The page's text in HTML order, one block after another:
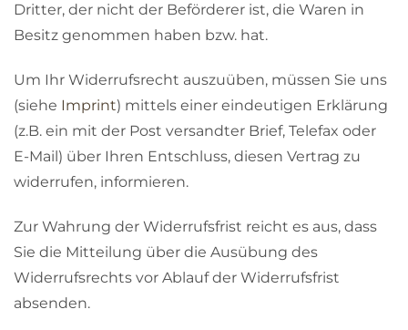
Dritter, der nicht der Beförderer ist, die Waren in
Besitz genommen haben bzw. hat.
Um Ihr Widerrufsrecht auszuüben, müssen Sie uns
(siehe Imprint) mittels einer eindeutigen Erklärung
(z.B. ein mit der Post versandter Brief, Telefax oder
E-Mail) über Ihren Entschluss, diesen Vertrag zu
widerrufen, informieren.
Zur Wahrung der Widerrufsfrist reicht es aus, dass
Sie die Mitteilung über die Ausübung des
Widerrufsrechts vor Ablauf der Widerrufsfrist
absenden.